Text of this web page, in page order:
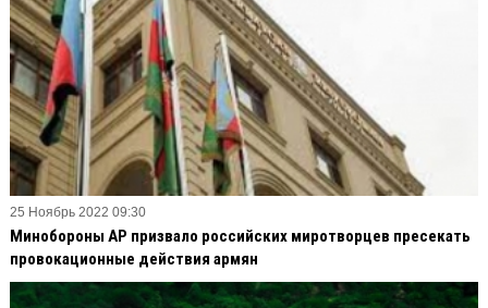
25 Ноябрь 2022 09:30
Минобороны АР призвало российских миротворцев пресекать
провокационные действия армян